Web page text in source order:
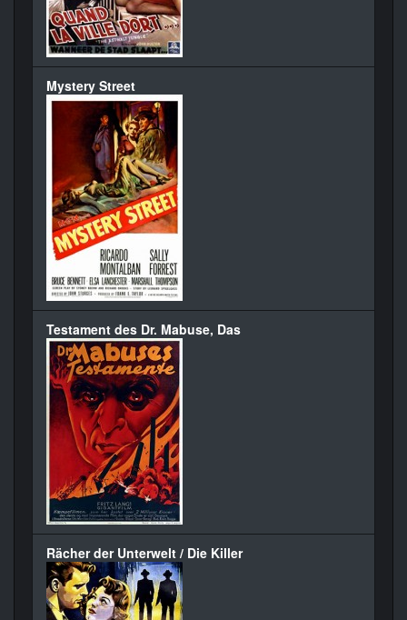
Mystery Street
Testament des Dr. Mabuse, Das
Rächer der Unterwelt / Die Killer